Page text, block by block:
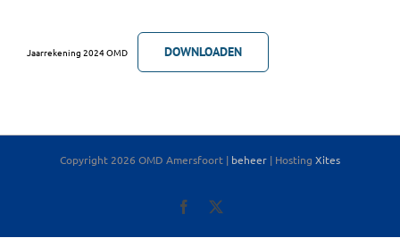
Jaarrekening 2024 OMD DOWNLOADEN
Copyright 2026 OMD Amersfoort | beheer | Hosting Xites
Facebook